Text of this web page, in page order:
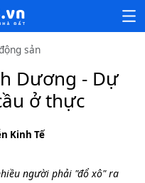
sản
Dương - Dự
ở thực
Kinh Tế
người phải "đổ xô" ra